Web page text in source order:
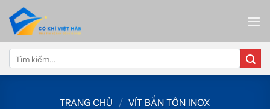
content
Tìm
kiếm:
TRANG CHỦ / VÍT BẮN TÔN INOX